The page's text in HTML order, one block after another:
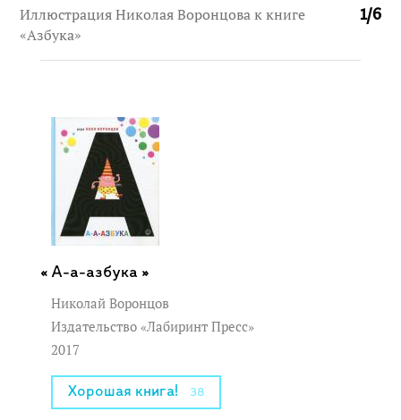
1/6
Иллюстрация Николая Воронцова к книге
«Азбука»
А-а-азбука »
Николай Воронцов
Издательство «Лабиринт Пресс»
2017
Хорошая книга! 38